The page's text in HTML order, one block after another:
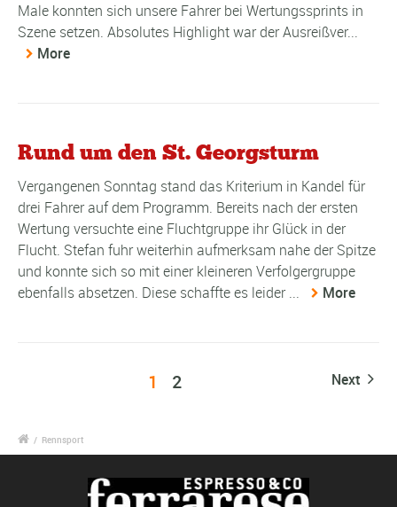
Male konnten sich unsere Fahrer bei Wertungssprints in
Szene setzen. Absolutes Highlight war der Ausreißver...
More
Rund um den St. Georgsturm
Vergangenen Sonntag stand das Kriterium in Kandel für
drei Fahrer auf dem Programm. Bereits nach der ersten
Wertung versuchte eine Fluchtgruppe ihr Glück in der
Flucht. Stefan fuhr weiterhin aufmerksam nahe der Spitze
und konnte sich so mit einer kleineren Verfolgergruppe
ebenfalls absetzen. Diese schaffte es leider ...
More
1 2 Next
/ Rennsport